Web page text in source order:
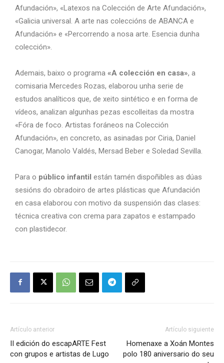
Afundación», «Latexos na Colección de Arte Afundación»,
«Galicia universal. A arte nas coleccións de ABANCA e
Afundación» e «Percorrendo a nosa arte. Esencia dunha
colección».
Ademais, baixo o programa «A colección en casa», a
comisaria Mercedes Rozas, elaborou unha serie de
estudos analíticos que, de xeito sintético e en forma de
vídeos, analizan algunhas pezas escolleitas da mostra
«Fóra de foco. Artistas foráneos na Colección
Afundación», en concreto, as asinadas por Ciria, Daniel
Canogar, Manolo Valdés, Mersad Beber e Soledad Sevilla.
Para o público infantil están tamén dispoñibles as dúas
sesións do obradoiro de artes plásticas que Afundación
en casa elaborou con motivo da suspensión das clases:
técnica creativa con crema para zapatos e estampado
con plastidecor.
Artículo anterior
II edición do escapARTE Fest
con grupos e artistas de Lugo
Artículo siguiente
Homenaxe a Xoán Montes
polo 180 aniversario do seu